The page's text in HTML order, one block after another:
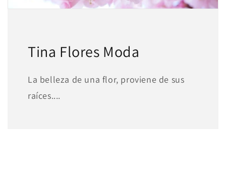
Tina Flores Moda
La belleza de una flor, proviene de sus
raíces....